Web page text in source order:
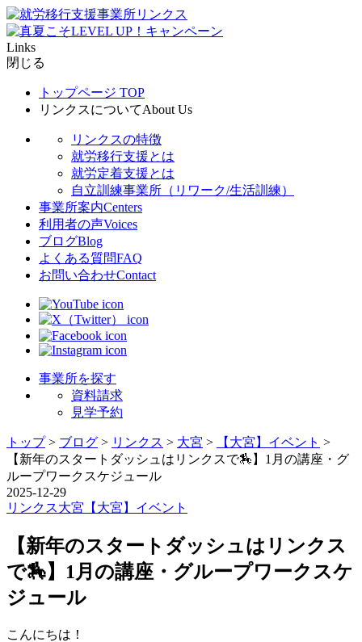
Links
閉じる
トップページ TOP
リンクスについてAbout Us
リンクスの特徴
就労移行支援とは
就労定着支援とは
自立訓練事業所（リワーク/生活訓練）
事業所案内Centers
利用者の声Voices
ブログBlog
よくある質問FAQ
お問い合わせContact
事業所を探す
資料請求
見学予約
トップ> ブログ > リンクス > 大宮 > 【大宮】イベント >
【新年のスタートダッシュはリンクスで🏇】1月の講座・グ
ループワークスケジュール
2025-12-29
リンクス大宮 【大宮】イベント
【新年のスタートダッシュはリンクス
で🏇】1月の講座・グループワークスケ
ジュール
こんにちは！